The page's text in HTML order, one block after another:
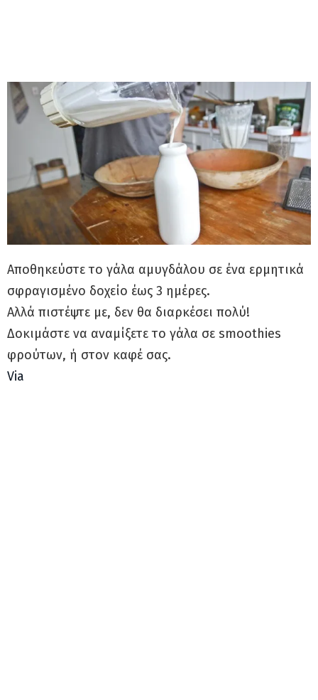
Αποθηκεύστε το γάλα αμυγδάλου σε ένα ερμητικά
σφραγισμένο δοχείο έως 3 ημέρες.
Αλλά πιστέψτε με, δεν θα διαρκέσει πολύ!
Δοκιμάστε να αναμίξετε το γάλα σε smoothies
φρούτων, ή στον καφέ σας.
Via